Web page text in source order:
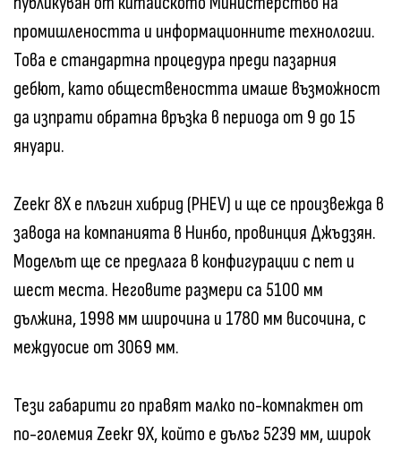
промишлеността и информационните технологии.
Това е стандартна процедура преди пазарния
дебют, като обществеността имаше възможност
да изпрати обратна връзка в периода от 9 до 15
януари.
Zeekr 8X е плъгин хибрид (PHEV) и ще се произвежда в
завода на компанията в Нинбо, провинция Джъдзян.
Моделът ще се предлага в конфигурации с пет и
шест места. Неговите размери са 5100 мм
дължина, 1998 мм широчина и 1780 мм височина, с
междуосие от 3069 мм.
Тези габарити го правят малко по-компактен от
по-големия Zeekr 9X, който е дълъг 5239 мм, широк